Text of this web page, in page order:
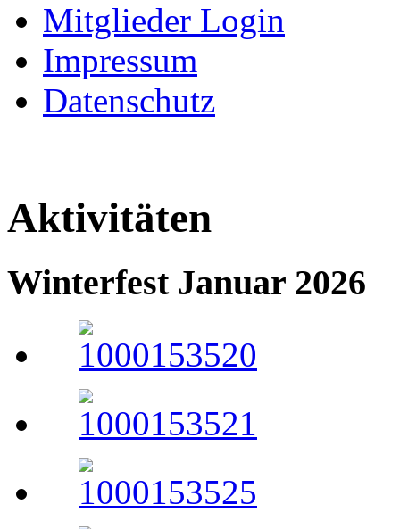
Mitglieder Login
Impressum
Datenschutz
Aktivitäten
Winterfest Januar 2026